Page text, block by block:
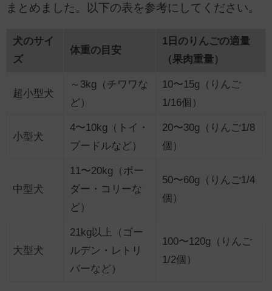
まとめました。以下の表を参考にしてください。
犬のサイ
ズ
体重の目安
1日のりんごの適量
（果肉重量）
超小型犬
～3kg（チワワな
ど）
10〜15g（りんご
1/16個）
小型犬
4〜10kg（トイ・
プードルなど）
20〜30g（りんご1/8
個）
中型犬
11〜20kg（ボー
ダー・コリーな
ど）
50〜60g（りんご1/4
個）
大型犬
21kg以上（ゴー
ルデン・レトリ
バーなど）
100〜120g（りんご
1/2個）